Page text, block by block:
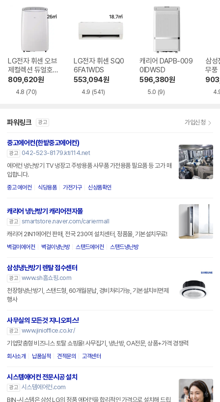
LG전자 휘센 오브
제컬렉션 듀얼호스
PQ08FDWBS
809,620원
4.8 (70)
LG전자 휘센 SQ0
6FA1WDS
553,094원
4.9 (541)
캐리어 DAPB-009
0IDWSD
596,380원
5.0 (9)
삼성
무풍
파워링크 광고 가입신청
중고에어컨(한밭중고에어컨)
광고
042-523-8179.kti114.net
에어컨 냉난방기 TV 냉장고 주방용품 사무품 가전용품 필요품 등 고가 매
입합니다.
중고 에어컨 식당용품 가전가구 신상품확인
캐리어 냉난방기 캐리어전자몰
광고 smartstore.naver.com/cariermall
캐리어 2IN1에어컨 판매, 전국 230여 설치센터, 정품몰, 기본설치무료!
벽걸이에어컨 벽걸이냉난방 스탠드에어컨 스탠드냉난방
삼성냉난방기 렌탈 접수센터
광고 www.sh홈쇼핑.com
천장형냉난방기, 스탠드형, 60개월분납, 경비처리가능, 기본설치비면제
행사
사무실의 모든것 지니오피스!
광고 www.jinioffice.co.kr/
기업맞춤형 비즈니스 토탈 쇼핑몰! 사무집기, 냉난방, OA전문, 상품+가격 경쟁력
회사소개 납품실적 견적문의 고객센터
시스템에어컨 전문시공 설치
광고 시스템에어컨.com
BIN-시스템은 삼성,LG의 정품 에어컨을 합리적인 가격으로 설치해 드립